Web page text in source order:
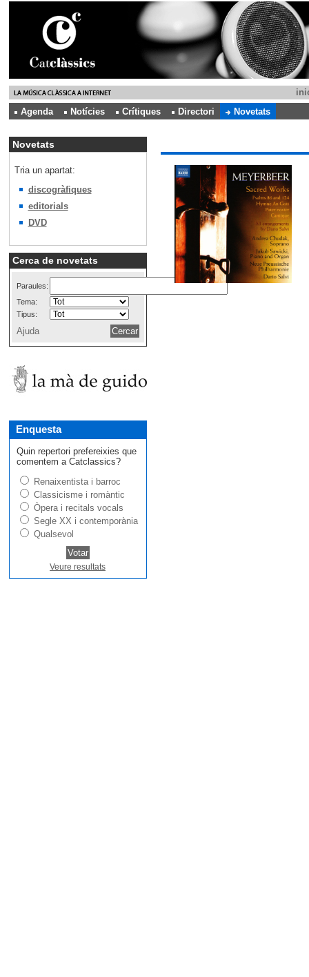
Agenda
Notícies Crítiques Directori Novetats
Novetats
Tria un apartat:
discogràfiques
editorials
DVD
Cerca de novetats
Paraules:
Tema:
Tipus:
Ajuda
Enquesta
Quin repertori prefereixies que
comentem a Catclassics?
Renaixentista i barroc
Classicisme i romàntic
Òpera i recitals vocals
Segle XX i contemporània
Qualsevol
Veure resultats